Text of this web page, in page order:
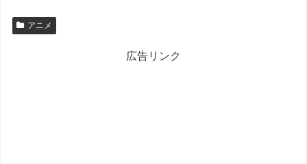
アニメ
広告リンク